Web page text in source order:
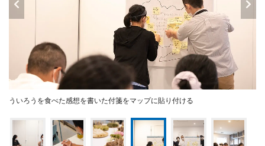
ういろうを食べた感想を書いた付箋をマップに貼り付ける